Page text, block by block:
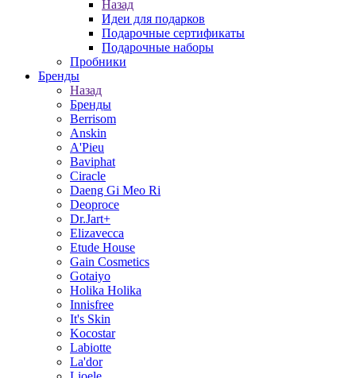
Назад
Идеи для подарков
Подарочные сертификаты
Подарочные наборы
Пробники
Бренды
Назад
Бренды
Berrisom
Anskin
A'Pieu
Baviphat
Ciracle
Daeng Gi Meo Ri
Deoproce
Dr.Jart+
Elizavecca
Etude House
Gain Cosmetics
Gotaiyo
Holika Holika
Innisfree
It's Skin
Kocostar
Labiotte
La'dor